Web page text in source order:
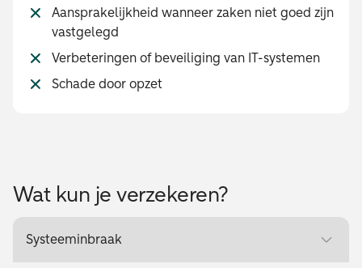
Aansprakelijkheid wanneer zaken niet goed zijn
vastgelegd
Verbeteringen of beveiliging van IT-systemen
Schade door opzet
Wat kun je verzekeren?
Systeeminbraak